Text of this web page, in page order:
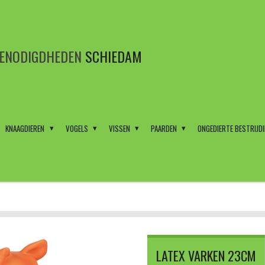
SCHIEDAM
KNAAGDIEREN VOGELS VISSEN PAARDEN ONGEDIERTE
LATEX VARKEN 23CM